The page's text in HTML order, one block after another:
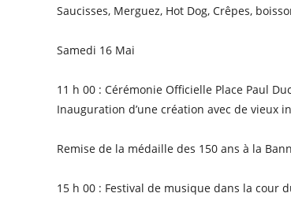
Saucisses, Merguez, Hot Dog, Crêpes,
Samedi 16 Mai
11 h 00 : Cérémonie Officielle Place Paul
Inauguration d’une création avec de vieux
Remise de la médaille des 150 ans à la
15 h 00 : Festival de musique dans la cour